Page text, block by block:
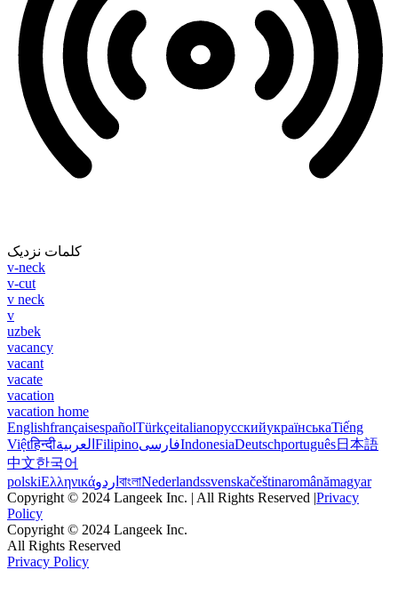
کلمات نزدیک
v-neck
v-cut
v neck
v
uzbek
vacancy
vacant
vacate
vacation
vacation home
EnglishfrançaisespañolTürkçeitalianoрусскийукраїнськаTiếng
Việtहिन्दीالعربية FilipinoفارسیIndonesiaDeutschportuguês日本語
中文한국어
polskiΕλληνικάاردو বাংলাNederlandssvenskačeštinaromânămagyar
Copyright © 2024 Langeek Inc. | All Rights Reserved |Privacy
Policy
Copyright © 2024 Langeek Inc.
All Rights Reserved
Privacy Policy